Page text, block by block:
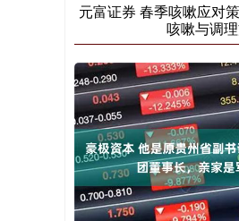
元富证券 春季咳嗽应对
咳嗽与调